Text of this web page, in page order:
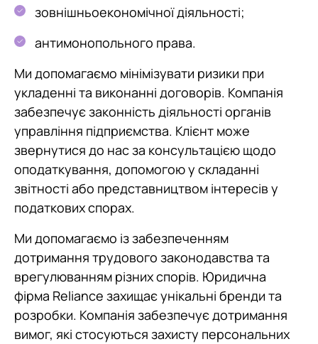
зовнішньоекономічної діяльності;
антимонопольного права.
Ми допомагаємо мінімізувати ризики при
укладенні та виконанні договорів. Компанія
забезпечує законність діяльності органів
управління підприємства. Клієнт може
звернутися до нас за консультацією щодо
оподаткування, допомогою у складанні
звітності або представництвом інтересів у
податкових спорах.
Ми допомагаємо із забезпеченням
дотримання трудового законодавства та
врегулюванням різних спорів. Юридична
фірма Reliance захищає унікальні бренди та
розробки. Компанія забезпечує дотримання
вимог, які стосуються захисту персональних